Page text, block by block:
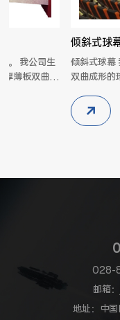
生
厚薄板双曲成
倾斜式球
倾斜式球幕 我公司球幕是国内真正能够采用1mm厚薄板
双曲成形的
分，拼接出
渡直线”，
028-
邮箱
地址：中